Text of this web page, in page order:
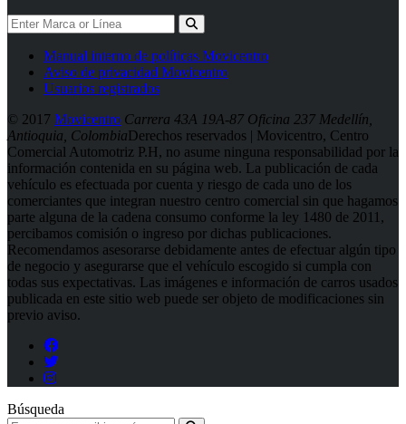
Manual interno de políticas Movicentro
Aviso de privacidad Movicentro
Usuarios registrados
© 2017 Movicentro Carrera 43A 19A-87 Oficina 237 Medellín,
Antioquia, ColombiaDerechos reservados | Movicentro, Centro
Comercial Automotriz P.H, no asume ninguna responsabilidad por la
información contenida en su página web. La publicación de cada
vehículo es efectuada por cuenta y riesgo de cada uno de los
comerciantes que integran nuestro centro comercial sin que hagamos
parte alguna de la cadena consumo conforme la ley 1480 de 2011,
percibamos comisión o ingreso por dichas publicaciones.
Recomendamos asesorarse debidamente antes de efectuar algún tipo
de negocio y asegurarse que el vehículo escogido si cumpla con
todas sus expectativas. Las imágenes e información de carros usados
publicada en este sitio web puede ser objeto de modificaciones sin
previo aviso.
Búsqueda